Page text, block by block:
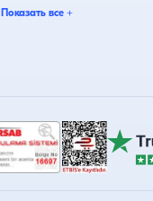
Показать все+